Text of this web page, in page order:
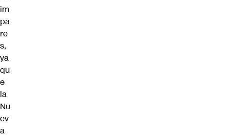
im
pa
re
s,
ya
qu
e
la
Nu
ev
a